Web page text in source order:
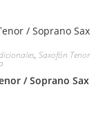
, Saxofón Tenor
/ Soprano Sax